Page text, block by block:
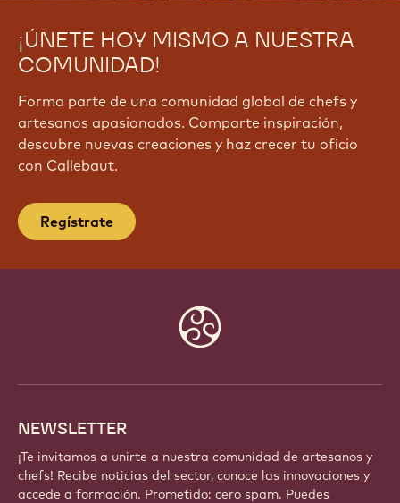
¡ÚNETE HOY MISMO A NUESTRA
COMUNIDAD!
Forma parte de una comunidad global de chefs y
artesanos apasionados. Comparte inspiración,
descubre nuevas creaciones y haz crecer tu oficio
con Callebaut.
Regístrate
NEWSLETTER
¡Te invitamos a unirte a nuestra comunidad de artesanos y
chefs! Recibe noticias del sector, conoce las innovaciones y
accede a formación. Prometido: cero spam. Puedes